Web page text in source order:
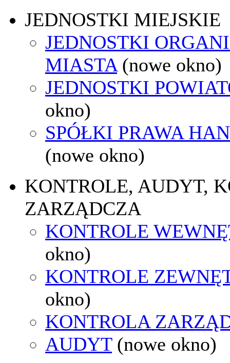
JEDNOSTKI MIEJSKIE
JEDNOSTKI
MIASTA (nowe okno)
JEDNOSTKI
okno)
SPÓŁKI PRAWA
(nowe okno)
KONTROLE, AUDYT,
ZARZĄDCZA
KONTROLE
okno)
KONTROLE
okno)
KONTROLA
AUDYT (nowe okno)